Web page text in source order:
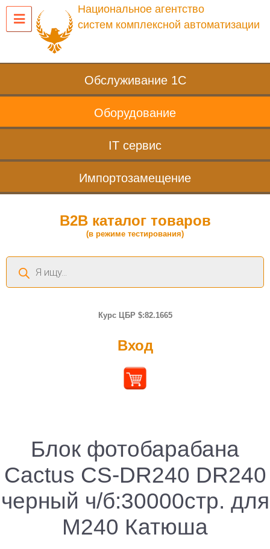
Национальное агентство
систем комплексной автоматизации
Обслуживание 1С
Оборудование
IT сервис
Импортозамещение
B2B каталог товаров
(в режиме тестирования)
Поиск
товаров
Курс ЦБР $:82.1665
Вход
Блок фотобарабана
Cactus CS-DR240 DR240
черный ч/б:30000стр. для
M240 Катюша